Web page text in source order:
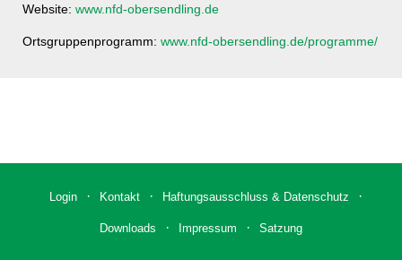
Website: www.nfd-obersendling.de
Ortsgruppenprogramm: www.nfd-obersendling.de/programme/
Login Kontakt Haftungsausschluss & Datenschutz
Downloads Impressum Satzung